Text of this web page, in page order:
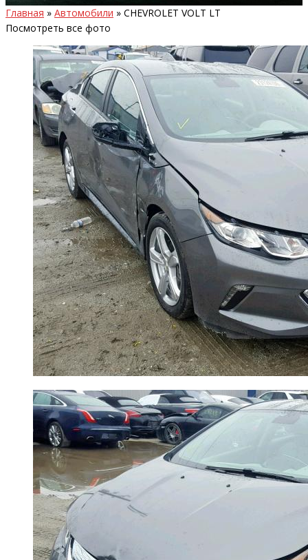
Главная » Автомобили » CHEVROLET VOLT LT
Посмотреть все фото